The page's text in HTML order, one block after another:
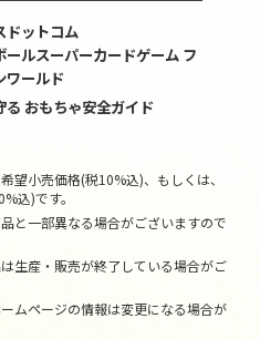
ドットコム
ールスーパーカードゲーム フ
ワールド
る おもちゃ安全ガイド
望小売価格(税10%込)、もしくは、
込)です。
と一部異なる場合がございますので
生産・販売が終了している場合がご
ムページの情報は変更になる場合が